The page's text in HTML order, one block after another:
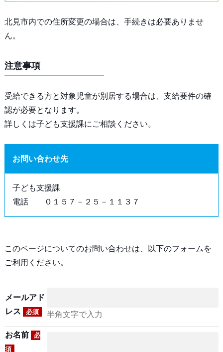
北見市内での住所変更の場合は、手続きは必要ありませ
ん。
注意事項
受給できる方と対象児童が別居する場合は、支給要件の確
認が必要となります。
詳しくは子ども支援課にご相談ください。
お問い合わせ先
子ども支援課
電話 ０１５７－２５－１１３７
このページについてのお問い合わせは、以下のフォームを
ご利用ください。
メールアド
レス
必須 半角文字で入力
お名前
必
須